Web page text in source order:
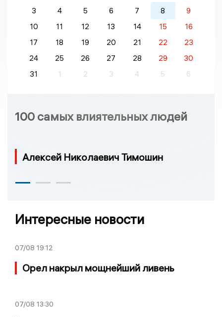
3
4 5 6 7 8
9
10
11 12 13 14 15
16
17
18 19 20 21 22
23
24
25 26 27 28 29
30
31
1 2 3 4 5 6
100 самых влиятельных людей
Алексей Николаевич Тимошин
Интересные новости
07/08 19:12
Орел накрыл мощнейший ливень
07/08 13:30